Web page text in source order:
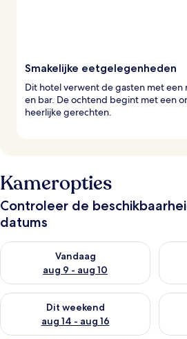
Smakelijke eetgelegenheden
Dit hotel verwent de gasten met een
en bar. De ochtend begint met een
heerlijke gerechten.
Kameropties
Controleer de
datums
Vandaag
aug 9 - aug 10
De beschikbaarheid controlerenDe
Dit weekend
aug 14 - aug 16
De beschikbaarheid controlerenDe